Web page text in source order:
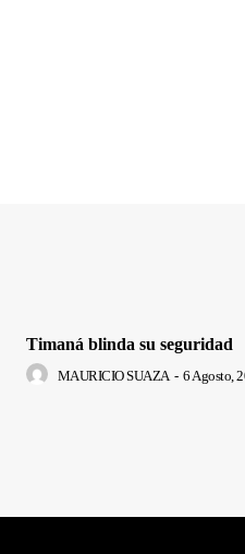
Timaná blinda su seguridad
MAURICIO SUAZA - 6 Agosto,